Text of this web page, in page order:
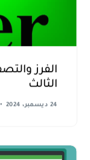
الفرز
الثالث
24 ديسمبر، 2024